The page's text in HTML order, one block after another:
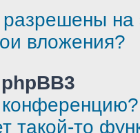
вложения?
конференцию?
такой-то